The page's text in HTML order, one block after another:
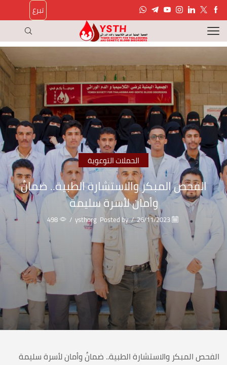
تبرع
الحملات التوعوية
الفحص المبكر والاستشارة الطبية.. ضمانُ
وأمان لأسرة سليمة
26/11/2023
/
Posted by
ysthorg
/
498
الفحص المبكر والاستشارة الطبية.. ضمانُ وأمان لأسرة سليمة